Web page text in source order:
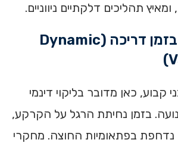
תהליכים דלקתיים ניווניים.
דחיפה הצידה בזמן דריכה (Dynamic
קבוע, כאן מדובר בליקוי דינמי
בזמן נחיתת הרגל על הקרקע,
בפתאומיות החוצה. מחקרי